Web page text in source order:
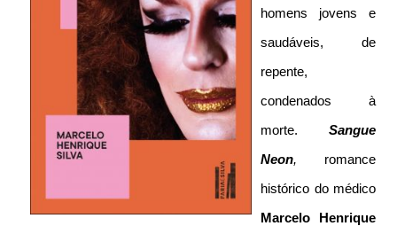
homens jovens e
saudáveis, de
repente,
condenados à
morte. Sangue
Neon, romance
histórico do médico
Marcelo Henrique